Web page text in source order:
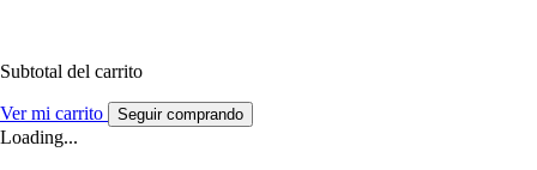
Subtotal del carrito
Ver mi carrito Seguir comprando
Loading...